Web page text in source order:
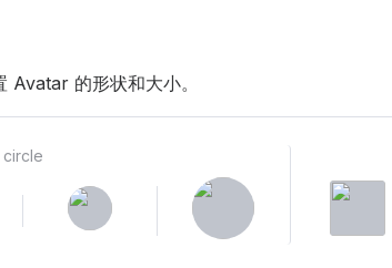
Avatar 的形状和大小。
circle